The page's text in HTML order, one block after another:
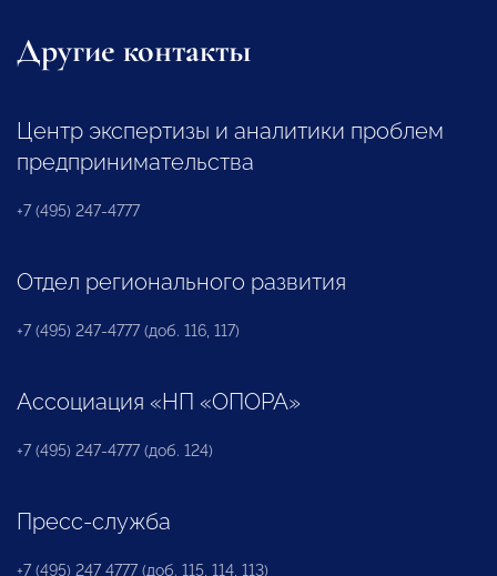
Другие контакты
Центр экспертизы и аналитики проблем
предпринимательства
+7 (495) 247-4777
Отдел регионального развития
+7 (495) 247-4777 (доб. 116, 117)
Ассоциация «НП «ОПОРА»
+7 (495) 247-4777 (доб. 124)
Пресс-служба
+7 (495) 247 4777 (доб. 115, 114, 113)